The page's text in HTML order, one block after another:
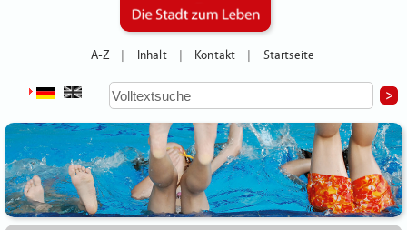
A-Z Inhalt Kontakt Startseite